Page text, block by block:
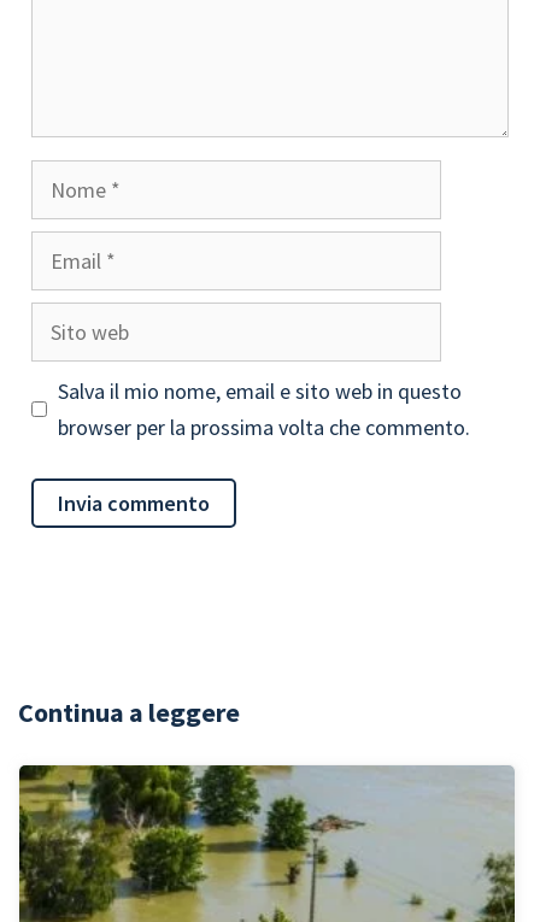
Nome
Email
Sito
web
Salva il mio nome, email e sito web in questo
browser per la prossima volta che commento.
Continua a leggere